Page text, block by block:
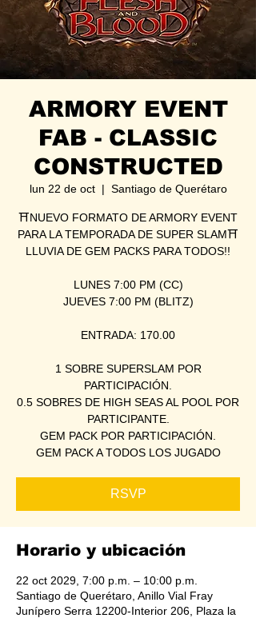
ARMORY EVENT
FAB - CLASSIC
CONSTRUCTED
lun 22 de oct
  |
Santiago de Querétaro
⛩NUEVO FORMATO DE ARMORY EVENT
PARA LA TEMPORADA DE SUPER SLAM⛩
LLUVIA DE GEM PACKS PARA TODOS!!
LUNES 7:00 PM (CC)
JUEVES 7:00 PM (BLITZ)
ENTRADA: 170.00
1 SOBRE SUPERSLAM POR
PARTICIPACIÓN.
0.5 SOBRES DE HIGH SEAS AL POOL POR
PARTICIPANTE.
GEM PACK POR PARTICIPACIÓN.
GEM PACK A TODOS LOS JUGADO
RSVP
Horario y ubicación
22 oct 2029, 7:00 p.m. – 10:00 p.m.
Santiago de Querétaro, Anillo Vial Fray
Junípero Serra 12200-Interior 206, Plaza la